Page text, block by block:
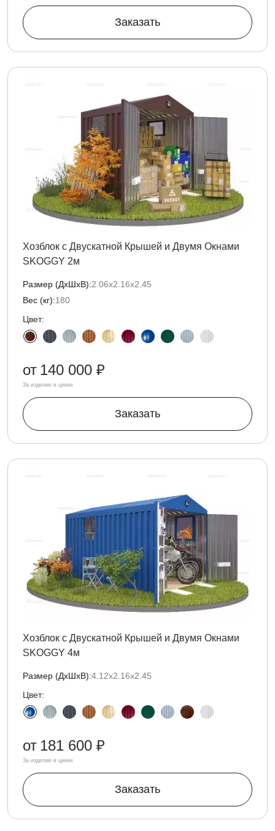
Заказать
Хозблок с Двускатной Крышей и Двумя Окнами
SKOGGY 2м
Размер (ДxШxВ):2.06х2.16х2.45
Вес (кг):180
Цвет:
от 140 000 ₽
За изделие в цинке
Заказать
Хозблок с Двускатной Крышей и Двумя Окнами
SKOGGY 4м
Размер (ДxШxВ):4.12х2.16х2.45
Цвет:
от 181 600 ₽
За изделие в цинке
Заказать